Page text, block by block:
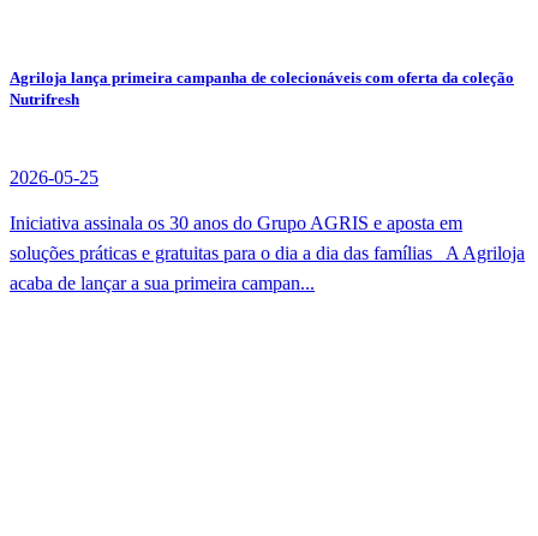
Agriloja lança primeira campanha de colecionáveis com oferta da coleção
Nutrifresh
2026-05-25
Iniciativa assinala os 30 anos do Grupo AGRIS e aposta em
soluções práticas e gratuitas para o dia a dia das famílias A Agriloja
acaba de lançar a sua primeira campan...